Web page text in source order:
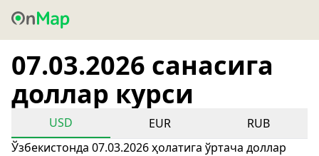
07.03.2026 санасига
доллар курси
USD EUR
RUB
Ўзбекистонда 07.03.2026 ҳолатига ўртача доллар